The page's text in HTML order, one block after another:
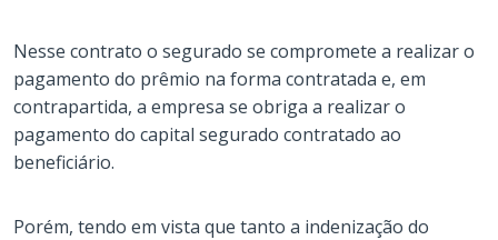
Nesse contrato o segurado se compromete a realizar o
pagamento do prêmio na forma contratada e, em
contrapartida, a empresa se obriga a realizar o
pagamento do capital segurado contratado ao
beneficiário.
Porém, tendo em vista que tanto a indenização do